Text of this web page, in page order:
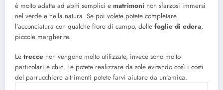
è molto adatta ad abiti semplici e matrimoni non sfarzosi immersi
nel verde e nella natura. Se poi volete potete completare
l’acconciatura con qualche fiore di campo, delle foglie di edera,
piccole margherite.
Le trecce non vengono molto utilizzate, invece sono molto
particolari e chic. Le potete realizzare da sole evitando così i costi
del parrucchiere altrimenti potete farvi aiutare da un’amica.